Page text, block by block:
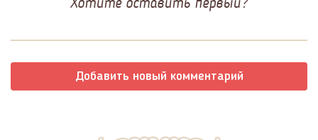
Добавить новый комментарий